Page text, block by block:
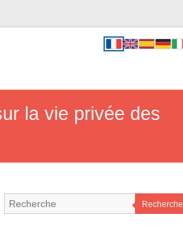
la vie privée des
Recherche